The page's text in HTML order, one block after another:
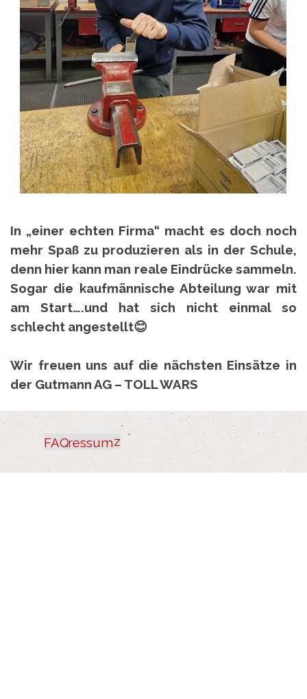
In „einer echten Firma“ macht es doch noch
mehr Spaß zu produzieren als in der Schule,
denn hier kann man reale Eindrücke sammeln.
Sogar die kaufmännische Abteilung war mit
am Start….und hat sich nicht einmal so
schlecht angestellt😊
Wir freuen uns auf die nächsten Einsätze in
der Gutmann AG – TOLL WARS
Datenschutz
Impressum
FAQ